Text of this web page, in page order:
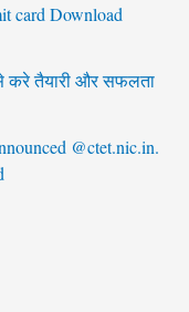
card Download
करे तैयारी और सफलता
@ctet.nic.in.